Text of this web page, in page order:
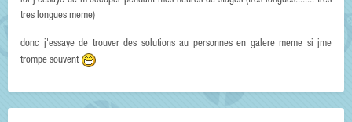
tres longues meme)
donc j'essaye de trouver des solutions au personnes en galere meme si jme
trompe souvent